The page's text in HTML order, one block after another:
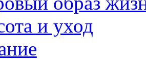
и уход